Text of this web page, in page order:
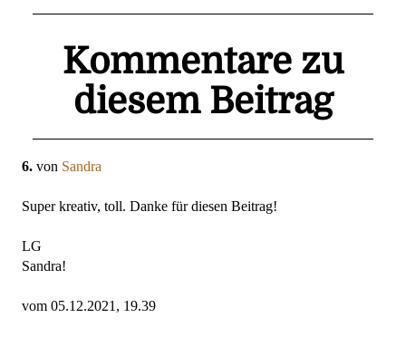
Kommentare zu
diesem Beitrag
6. von Sandra
Super kreativ, toll. Danke für diesen Beitrag!
LG
Sandra!
vom 05.12.2021, 19.39